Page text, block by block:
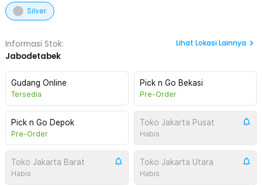
Silver
Informasi Stok:
Jabodetabek
Lihat Lokasi Lainnya
Gudang Online
Tersedia
Pick n Go Bekasi
Pre-Order
Pick n Go Depok
Pre-Order
Toko Jakarta Pusat
Habis
Toko Jakarta Barat
Habis
Toko Jakarta Utara
Habis